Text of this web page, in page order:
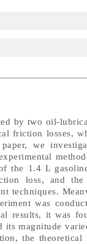
by two oil-
friction losses,
we
the 1.4 L
loss, and
techniques.
was
results, it was
magnitude
the